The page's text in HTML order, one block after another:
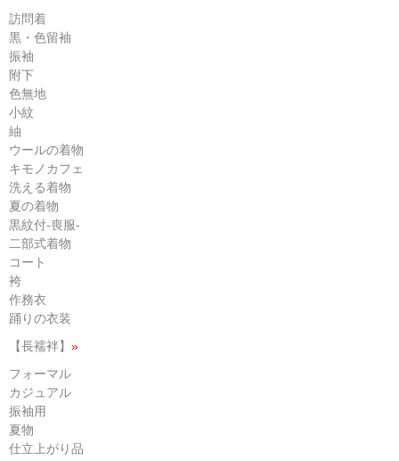
訪問着
黒・色留袖
振袖
附下
色無地
小紋
紬
ウールの着物
キモノカフェ
洗える着物
夏の着物
黒紋付-喪服-
二部式着物
コート
袴
作務衣
踊りの衣装
【長襦袢】 »
フォーマル
カジュアル
振袖用
夏物
仕立上がり品